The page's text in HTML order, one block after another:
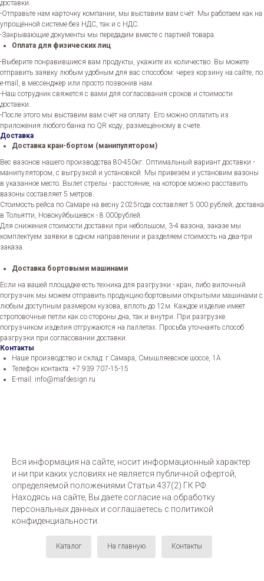
доставки.
-Отправьте нам карточку компании, мы выставим вам счёт. Мы работаем как на
упрощённой системе без НДС, так и с НДС.
-Закрывающие документы мы передадим вместе с партией товара.
Оплата для физических лиц
-Выберите понравившиеся вам продукты, укажите их количество. Вы можете
отправить заявку любым удобным для вас способом: через корзину на сайте, по
e-mail, в мессенджер или просто позвонив нам.
-Наш сотрудник свяжется с вами для согласования сроков и стоимости
доставки.
-После этого мы выставим вам счёт на оплату. Его можно оплатить из
приложения любого банка по QR коду, размещённому в счете.
Доставка
Доставка кран-бортом (манипулятором)
Вес вазонов нашего производства 80-450кг. Оптимальный вариант доставки -
манипулятором, с выгрузкой и установкой. Мы привезём и установим вазоны
в указанное место. Вылет стрелы - расстояние, на которое можно расставить
вазоны составляет 5 метров.
Стоимость рейса по Самаре на весну 2025года составляет 5 000 рублей; доставка
в Тольятти, Новокуйбышевск - 8 000рублей.
Для снижения стоимости доставки при небольшом, 3-4 вазона, заказе мы
комплектуем заявки в одном направлении и разделяем стоимость на два-три
заказа.
Доставка бортовыми машинами
Если на вашей площадке есть техника для разгрузки - кран, либо вилочный
погрузчик мы можем отправить продукцию бортовыми открытыми машинами с
любым доступным размером кузова, вплоть до 12м. Каждое изделие имеет
строповочные петли как со стороны дна, так и внутри. При разгрузке
погрузчиком изделия отгружаются на паллетах. Просьба уточнаять способ
разгрузки при согласовании доставки.
Контакты
Наше производство и склад: г.Самара, Смышляевское шоссе, 1А
Телефон контакта: +7 939 707-15-15
E-mail: info@mafdesign.ru
Вся информация на сайте, носит информационный характер
и ни при каких условиях не является публичной офертой,
определяемой положениями Статьи 437(2) ГК РФ.
Находясь на сайте, Вы даете согласие на обработку
персональных данных и соглашаетесь c политикой
конфиденциальности.
Каталог На главную Контакты